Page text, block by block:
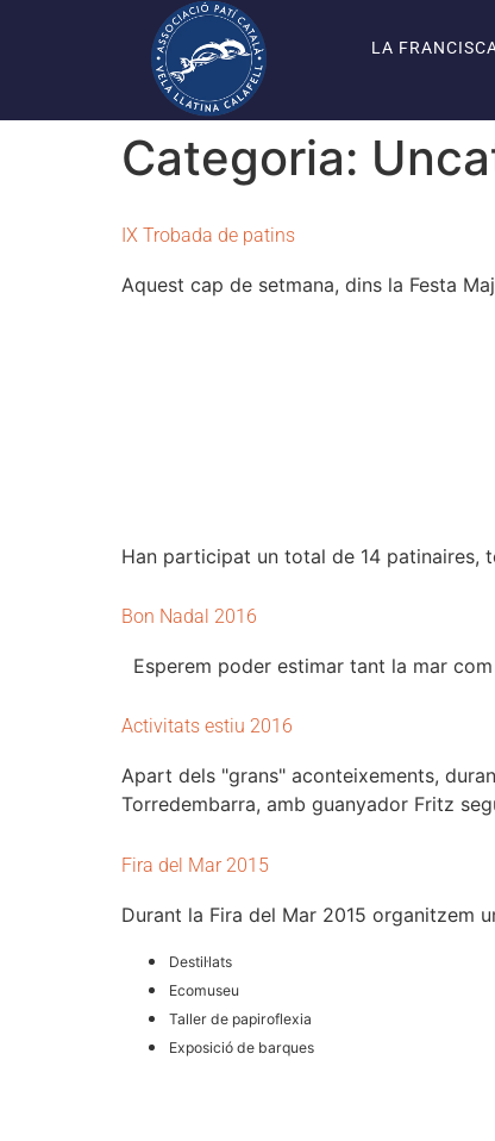
LA
Categoria:
IX Trobada de patins
Aquest cap de setmana, dins la Festa
Han participat un total de 14 patinaires,
Bon Nadal 2016
Esperem poder estimar tant la mar
Activitats estiu 2016
Apart dels "grans" aconteixements,
Torredembarra, amb guanyador Fritz
Fira del Mar 2015
Durant la Fira del Mar 2015 organitzem
Destil·lats
Ecomuseu
Taller de papiroflexia
Exposició de barques